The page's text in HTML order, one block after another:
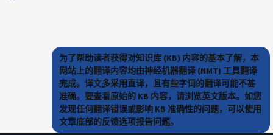
为了帮助读者获得对知识库 (KB) 内容的基本了解，本
网站上的翻译内容均由神经机器翻译 (NMT) 工具翻译
完成。译文多采用直译，且有些字词的翻译可能不甚
准确。要查看原始的 KB 内容，请浏览英文版本。如您
发现任何翻译错误或影响 KB 准确性的问题，可以使用
文章底部的反馈选项报告问题。